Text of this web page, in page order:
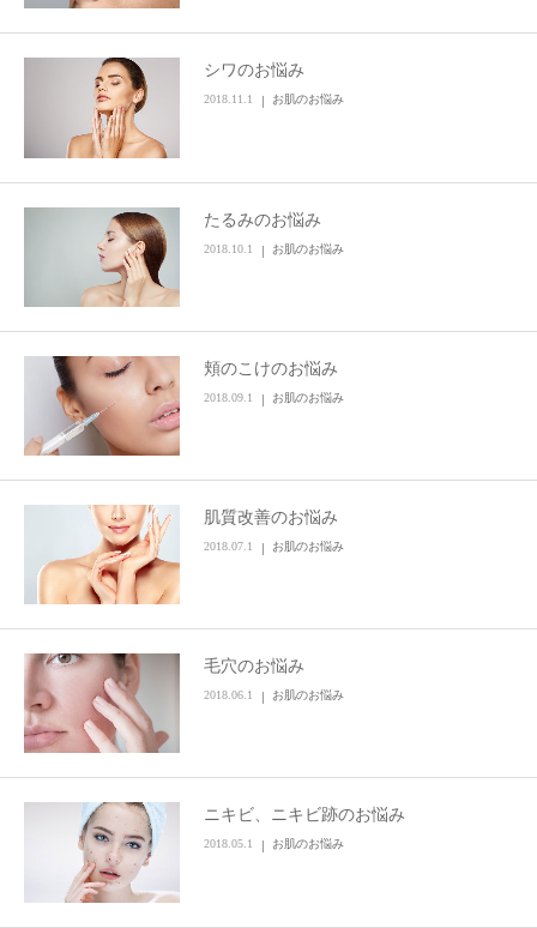
シワのお悩み
2018.11.1 お肌のお悩み
たるみのお悩み
2018.10.1 お肌のお悩み
頬のこけのお悩み
2018.09.1 お肌のお悩み
肌質改善のお悩み
2018.07.1 お肌のお悩み
毛穴のお悩み
2018.06.1 お肌のお悩み
ニキビ、ニキビ跡のお悩み
2018.05.1 お肌のお悩み